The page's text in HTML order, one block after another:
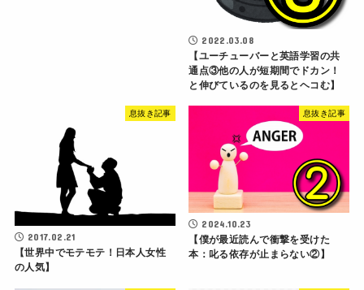
2022.03.08
【ユーチューバーと英語学習の共
通点③他の人が短期間でドカン！
と伸びているのを見るとヘコむ】
息抜き記事
2017.02.21
【世界中でモテモテ！日本人女性
の人気】
息抜き記事
2024.10.23
【僕が最近読んで衝撃を受けた
本：叱る依存が止まらない②】